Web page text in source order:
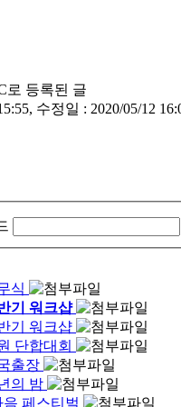
수정일 : 2020/05/12
식
기 워크샵
기 워크샵
단합대회
출장
의 밤
음 페스티벌